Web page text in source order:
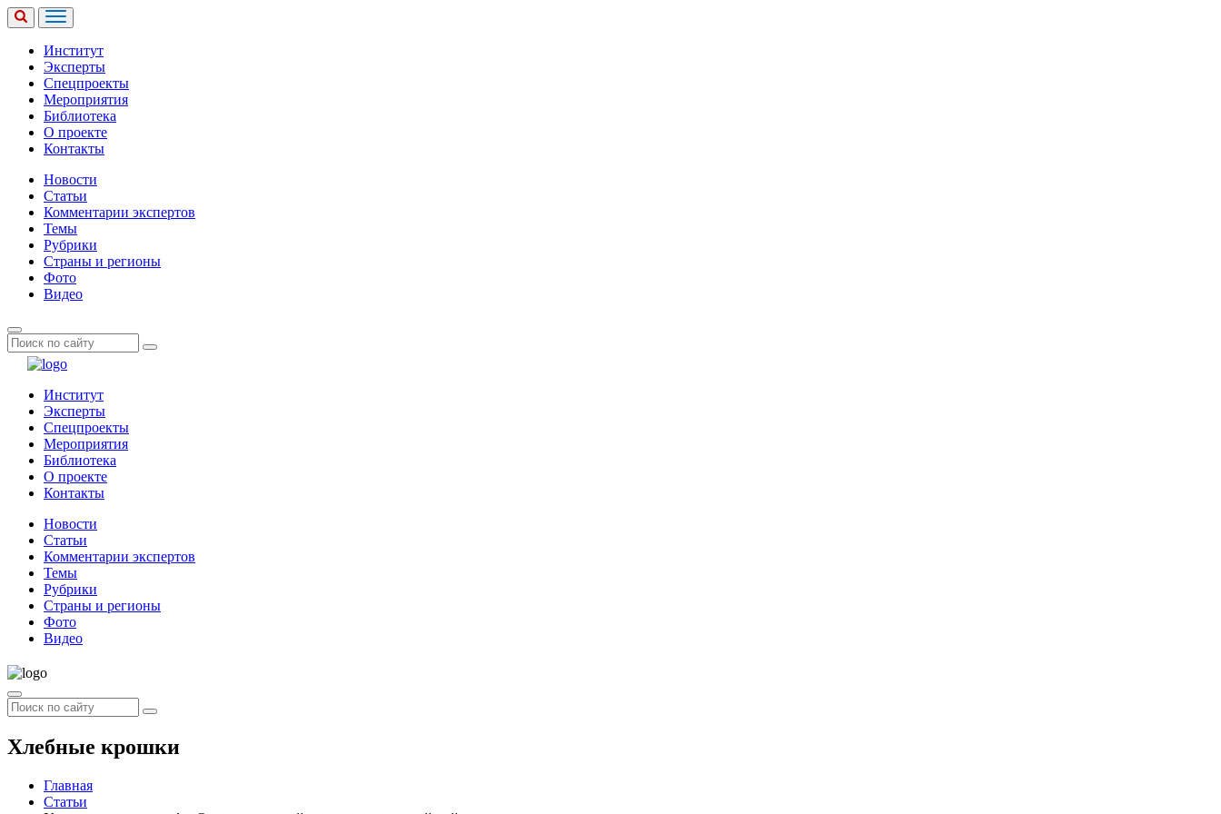
Институт
Эксперты
Спецпроекты
Мероприятия
Библиотека
О проекте
Контакты
Новости
Статьи
Комментарии экспертов
Темы
Рубрики
Страны и регионы
Фото
Видео
Институт
Эксперты
Спецпроекты
Мероприятия
Библиотека
О проекте
Контакты
Новости
Статьи
Комментарии экспертов
Темы
Рубрики
Страны и регионы
Фото
Видео
Хлебные крошки
Главная
Статьи